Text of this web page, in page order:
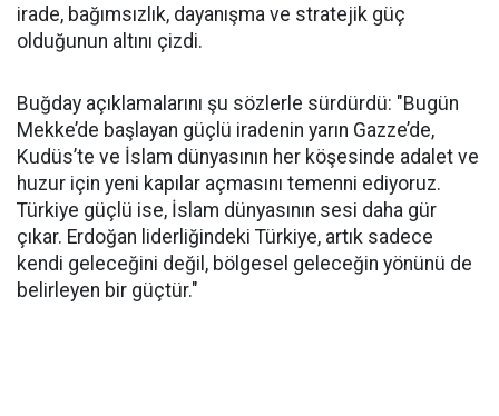
irade, bağımsızlık, dayanışma ve stratejik güç
olduğunun altını çizdi.
Buğday açıklamalarını şu sözlerle sürdürdü: "Bugün
Mekke’de başlayan güçlü iradenin yarın Gazze’de,
Kudüs’te ve İslam dünyasının her köşesinde adalet ve
huzur için yeni kapılar açmasını temenni ediyoruz.
Türkiye güçlü ise, İslam dünyasının sesi daha gür
çıkar. Erdoğan liderliğindeki Türkiye, artık sadece
kendi geleceğini değil, bölgesel geleceğin yönünü de
belirleyen bir güçtür."